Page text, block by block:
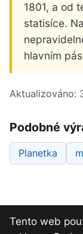
1801, a od
statisíce.
hlavním
Aktualizováno:
Podobné
Planetka
Tento web